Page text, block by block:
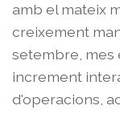
amb el mateix
creixement
setembre, mes
increment
d'operacions,